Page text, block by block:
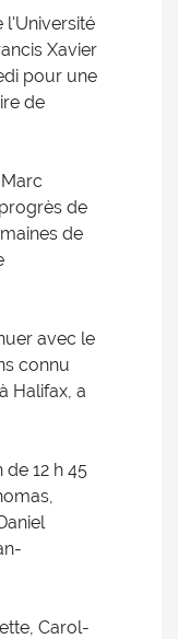
l'Université
Xavier
pour une
de
de
de
avec le
connu
Halifax, a
12 h 45
Carol-